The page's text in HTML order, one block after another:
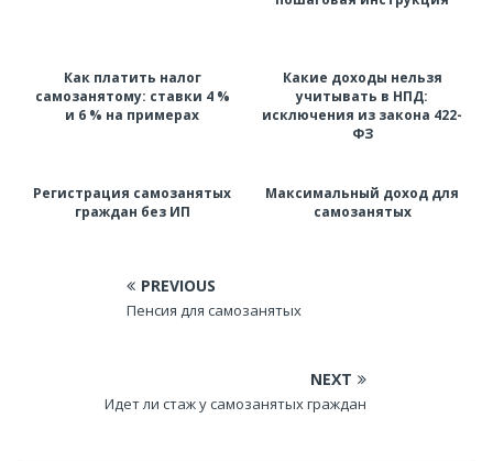
Как платить налог
самозанятому: ставки 4 %
и 6 % на примерах
Какие доходы нельзя
учитывать в НПД:
исключения из закона 422-
ФЗ
Регистрация самозанятых
граждан без ИП
Максимальный доход для
самозанятых
PREVIOUS
Пенсия для самозанятых
NEXT
Идет ли стаж у самозанятых граждан